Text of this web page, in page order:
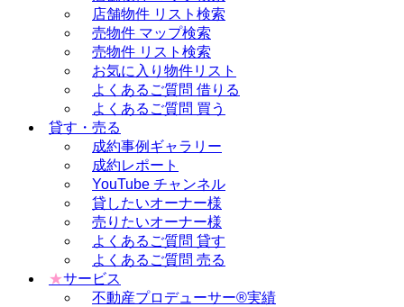
店舗物件 リスト検索
売物件 マップ検索
売物件 リスト検索
お気に入り物件リスト
よくあるご質問 借りる
よくあるご質問 買う
貸す・売る
成約事例ギャラリー
成約レポート
YouTube チャンネル
貸したいオーナー様
売りたいオーナー様
よくあるご質問 貸す
よくあるご質問 売る
★サービス
不動産プロデューサー®実績